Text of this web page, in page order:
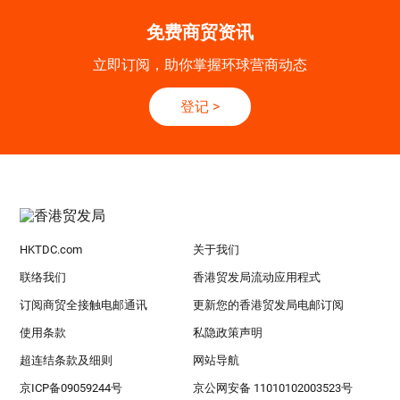
免费商贸资讯
立即订阅，助你掌握环球营商动态
登记 >
HKTDC.com 关于我们
联络我们 香港贸发局流动应用程式
订阅商贸全接触电邮通讯 更新您的香港贸发局电邮订阅
使用条款 私隐政策声明
超连结条款及细则 网站导航
京ICP备09059244号 京公网安备 11010102003523号